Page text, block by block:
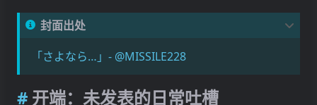
Si (内向实感 - Introverted Sensing)
B. 判断功能轴 (Judgment Axis) - 我们如何做出决策
封面出处
「さよなら…」- @MISSILE228
开端：未发表的日常吐槽